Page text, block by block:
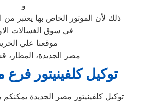
و
ذلك لأن الموتور الخاص بها يعتبر من
في سوق الغسالات
موقعنا علي
مصر الجديدة، المطار،
توكيلكلفينيتور فرع
توكيل كلفينيتور مصر الجديدة